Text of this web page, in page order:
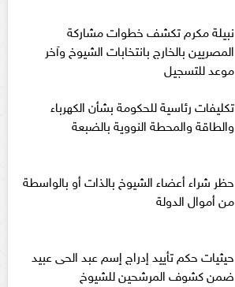
نبيلة مكرم تكشف خطوات مشاركة
المصريين بالخارج بانتخابات الشيوخ وآخر
موعد للتسجيل
تكليفات رئاسية للحكومة بشأن الكهرباء
والطاقة والمحطة النووية بالضبعة
حظر شراء أعضاء الشيوخ بالذات أو بالواسطة
من أموال الدولة
حيثيات حكم تأييد إدراج إسم عبد الحى عبيد
ضمن كشوف المرشحين للشيوخ